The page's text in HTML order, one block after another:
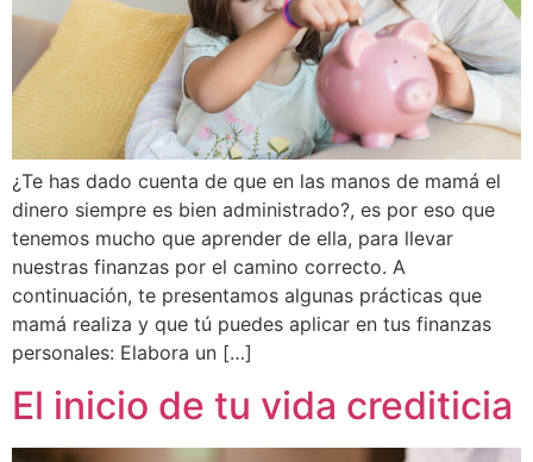
¿Te has dado cuenta de que en las manos de mamá el
dinero siempre es bien administrado?, es por eso que
tenemos mucho que aprender de ella, para llevar
nuestras finanzas por el camino correcto. A
continuación, te presentamos algunas prácticas que
mamá realiza y que tú puedes aplicar en tus finanzas
personales: Elabora un […]
El inicio de tu vida crediticia